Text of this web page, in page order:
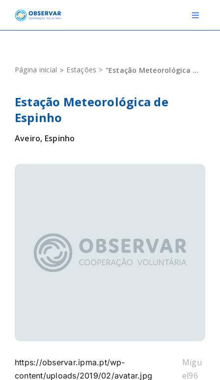
content
Toggle
EVENTOS
DEFINIÇÕES
Página inicial Estações "Estação Meteorológica de Espinho"
Estação Meteorológica de
Espinho
Aveiro, Espinho
https://observar.ipma.pt/wp-
content/uploads/2019/02/avatar.jpg
Migu
el96